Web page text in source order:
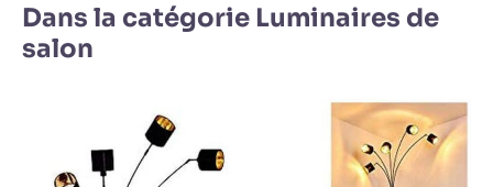
Dans la catégorie Luminaires de
salon